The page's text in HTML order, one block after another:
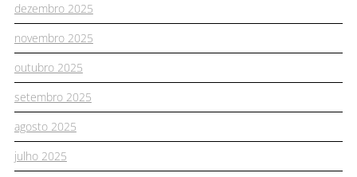
dezembro 2025
novembro 2025
outubro 2025
setembro 2025
agosto 2025
julho 2025